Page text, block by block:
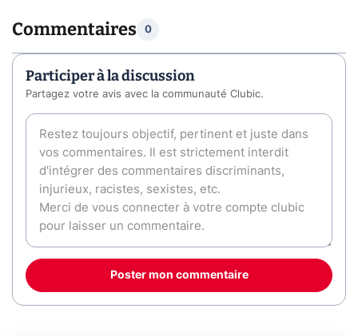
Commentaires 0
Participer à la discussion
Partagez votre avis avec la communauté Clubic.
Poster mon commentaire